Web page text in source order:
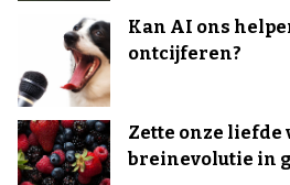
Kan AI ons
ontcijferen?
Zette onze liefde
breinevolutie in